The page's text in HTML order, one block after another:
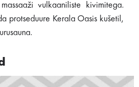
vulkaaniliste kivimitega.
protseduure Kerala Oasis kušetil,